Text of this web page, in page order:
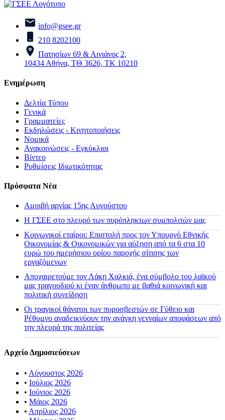
info@gsee.gr
210 8202100
Πατησίων 69 & Αινιάνος 2,
10434 Αθήνα, ΤΘ 3626, ΤΚ 10210
Ενημέρωση
Δελτία Τύπου
Γενικά
Γραμματείες
Εκδηλώσεις - Κινητοποιήσεις
Νομικά
Ανακοινώσεις - Εγκύκλιοι
Βίντεο
Ρυθμίσεις Ιδιωτικότητας
Πρόσφατα Νέα
Αμοιβή αργίας 15ης Αυγούστου
H ΓΣΕΕ στο πλευρό των πυρόπληκτων συμπολιτών μας
Κοινωνικοί εταίροι: Επιστολή προς τον Υπουργό Εθνικής
Οικονομίας & Οικονομικών για αύξηση από τα 6 στα 10
ευρώ του ημερήσιου ορίου παροχής σίτισης των
εργαζόμενων
Αποχαιρετούμε τον Λάκη Χαλκιά, ένα σύμβολο του λαϊκού
μας τραγουδιού κι έναν άνθρωπο με βαθιά κοινωνική και
πολιτική συνείδηση
Οι τραγικοί θάνατοι των πυροσβεστών σε Γύθειο και
Ρέθυμνο αναδεικνύουν την ανάγκη γενναίων αποφάσεων από
την πλευρά της πολιτείας
Αρχείο Δημοσιεύσεων
• Αύγουστος 2026
• Ιούλιος 2026
• Ιούνιος 2026
• Μάιος 2026
• Απρίλιος 2026